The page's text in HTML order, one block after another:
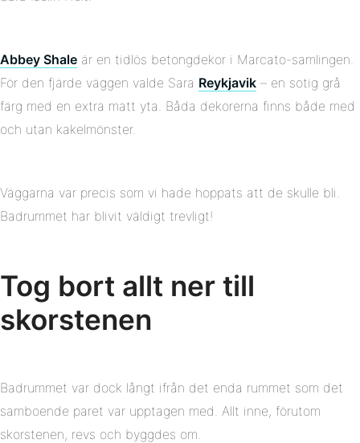
Abbey Shale är en tidlös betongdekor i Marcato-samlingen.
För den fjärde väggen valde Sara Reykjavik – en sotig grå
färg med en extra matt yta. Båda dekorerna finns både med
och utan kakelmönster.
Väggarna var precis som vi hade hoppats att de skulle bli.
Badrummet har blivit väldigt trevligt!
Tog bort allt ner till
skorstenen
Badrummet var dock långt ifrån det enda rummet som det
samboende paret var upptagen med. Allt inne, förutom
skorstenen, revs och byggdes om.